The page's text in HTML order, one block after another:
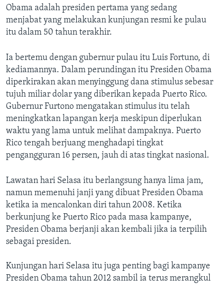
Obama adalah presiden pertama yang sedang
menjabat yang melakukan kunjungan resmi ke pulau
itu dalam 50 tahun terakhir.
Ia bertemu dengan gubernur pulau itu Luis Fortuno, di
kediamannya. Dalam perundingan itu Presiden Obama
diperkirakan akan menyinggung dana stimulus sebesar
tujuh miliar dolar yang diberikan kepada Puerto Rico.
Gubernur Furtono mengatakan stimulus itu telah
meningkatkan lapangan kerja meskipun diperlukan
waktu yang lama untuk melihat dampaknya. Puerto
Rico tengah berjuang menghadapi tingkat
pengangguran 16 persen, jauh di atas tingkat nasional.
Lawatan hari Selasa itu berlangsung hanya lima jam,
namun memenuhi janji yang dibuat Presiden Obama
ketika ia mencalonkan diri tahun 2008. Ketika
berkunjung ke Puerto Rico pada masa kampanye,
Presiden Obama berjanji akan kembali jika ia terpilih
sebagai presiden.
Kunjungan hari Selasa itu juga penting bagi kampanye
Presiden Obama tahun 2012 sambil ia terus merangkul